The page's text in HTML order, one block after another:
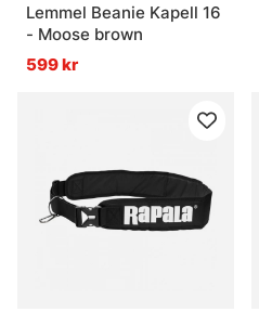
Lemmel Beanie Kapell 16
- Moose brown
599 kr